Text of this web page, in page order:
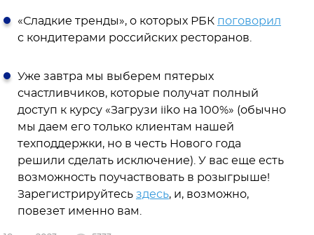
«Сладкие тренды», о которых РБК поговорил
с кондитерами российских ресторанов.
Уже завтра мы выберем пятерых
счастливчиков, которые получат полный
доступ к курсу «Загрузи iiko на 100%» (обычно
мы даем его только клиентам нашей
техподдержки, но в честь Нового года
решили сделать исключение). У вас еще есть
возможность поучаствовать в розыгрыше!
Зарегистрируйтесь здесь, и, возможно,
повезет именно вам.